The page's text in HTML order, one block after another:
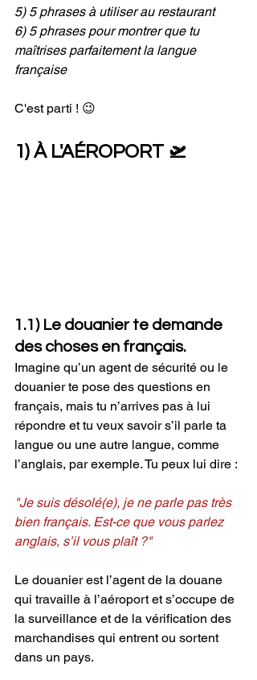
5) 5 phrases à utiliser au restaurant
6) 5 phrases pour montrer que tu
maîtrises parfaitement la langue
française
C'est parti ! 😉
1) À L'AÉROPORT 🛫
1.1) Le douanier te demande
des choses en français.
Imagine qu’un agent de sécurité ou le
douanier te pose des questions en
français, mais tu n’arrives pas à lui
répondre et tu veux savoir s’il parle ta
langue ou une autre langue, comme
l’anglais, par exemple. Tu peux lui dire :
"Je suis désolé(e), je ne parle pas très
bien français. Est-ce que vous parlez
anglais, s’il vous plaît ?"
Le douanier est l’agent de la douane
qui travaille à l’aéroport et s’occupe de
la surveillance et de la vérification des
marchandises qui entrent ou sortent
dans un pays.